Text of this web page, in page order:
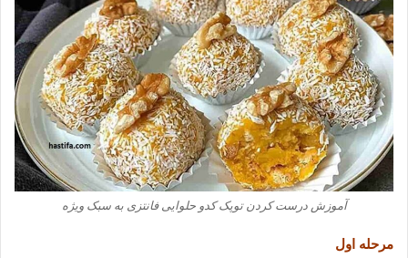
آموزش درست کردن توپک کدو حلوایی فانتزی به سبک ویژه
مرحله اول